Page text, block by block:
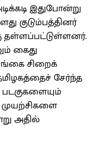
இதுபோன்று
குடும்பத்தினர்
தள்ளப்பட்டுள்ளனர்.
கைது
சிறைக்
சேர்ந்த
முயற்சிகளை
அதில்